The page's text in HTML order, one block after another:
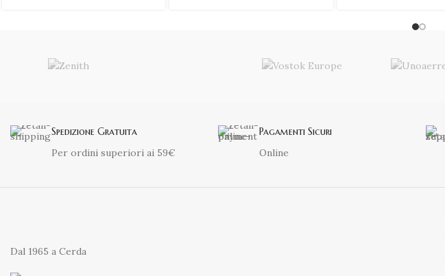
Spedizione Gratuita
Per ordini superiori ai 59€
Pagamenti Sicuri
Online
Dal 1965 a Cerda